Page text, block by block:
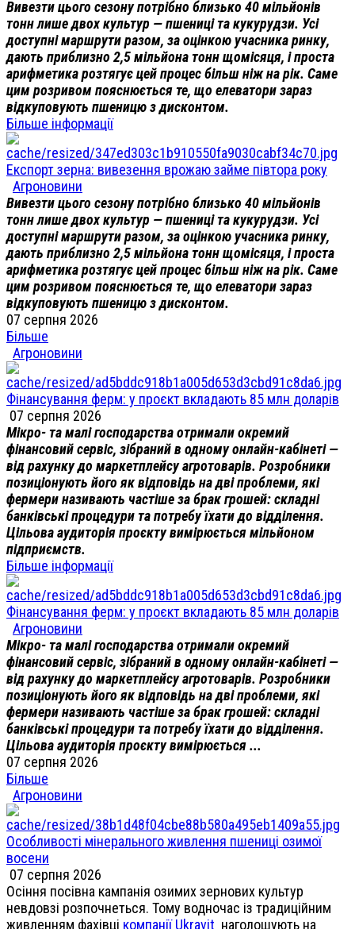
Вивезти цього сезону потрібно близько 40 мільйонів
тонн лише двох культур — пшениці та кукурудзи. Усі
доступні маршрути разом, за оцінкою учасника ринку,
дають приблизно 2,5 мільйона тонн щомісяця, і проста
арифметика розтягує цей процес більш ніж на рік. Саме
цим розривом пояснюється те, що елеватори зараз
відкуповують пшеницю з дисконтом.
Більше інформації
Експорт зерна: вивезення врожаю займе півтора року
Агроновини
Вивезти цього сезону потрібно близько 40 мільйонів
тонн лише двох культур — пшениці та кукурудзи. Усі
доступні маршрути разом, за оцінкою учасника ринку,
дають приблизно 2,5 мільйона тонн щомісяця, і проста
арифметика розтягує цей процес більш ніж на рік. Саме
цим розривом пояснюється те, що елеватори зараз
відкуповують пшеницю з дисконтом.
07 серпня 2026
Більше
Агроновини
Фінансування ферм: у проєкт вкладають 85 млн доларів
07 серпня 2026
Мікро- та малі господарства отримали окремий
фінансовий сервіс, зібраний в одному онлайн-кабінеті —
від рахунку до маркетплейсу агротоварів. Розробники
позиціонують його як відповідь на дві проблеми, які
фермери називають частіше за брак грошей: складні
банківські процедури та потребу їхати до відділення.
Цільова аудиторія проєкту вимірюється мільйоном
підприємств.
Більше інформації
Фінансування ферм: у проєкт вкладають 85 млн доларів
Агроновини
Мікро- та малі господарства отримали окремий
фінансовий сервіс, зібраний в одному онлайн-кабінеті —
від рахунку до маркетплейсу агротоварів. Розробники
позиціонують його як відповідь на дві проблеми, які
фермери називають частіше за брак грошей: складні
банківські процедури та потребу їхати до відділення.
Цільова аудиторія проєкту вимірюється ...
07 серпня 2026
Більше
Агроновини
Особливості мінерального живлення пшениці озимої
восени
07 серпня 2026
Осіння посівна кампанія озимих зернових культур
невдовзі розпочнеться. Тому водночас із традиційним
живленням фахівці компанії Ukravit наголошують на